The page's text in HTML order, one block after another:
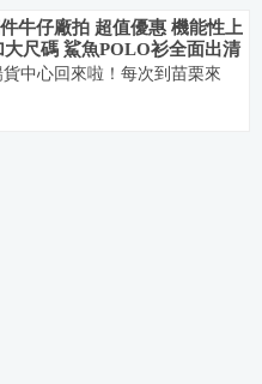
牛仔廠拍 超值優惠 機能性上
尺碼 鯊魚POLO衫全面出清
中心回來啦！每次到苗栗來